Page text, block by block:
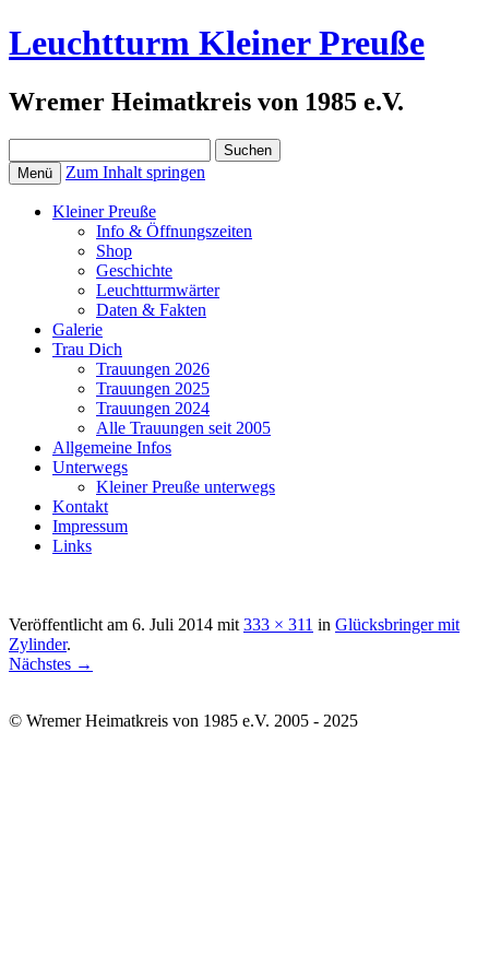
Leuchtturm Kleiner Preuße
Wremer Heimatkreis von 1985 e.V.
nach:
Menü Zum Inhalt springen
Kleiner Preuße
Info & Öffnungszeiten
Shop
Geschichte
Leuchtturmwärter
Daten & Fakten
Galerie
Trau Dich
Trauungen 2026
Trauungen 2025
Trauungen 2024
Alle Trauungen seit 2005
Allgemeine Infos
Unterwegs
Kleiner Preuße unterwegs
Kontakt
Impressum
Links
Veröffentlicht am 6. Juli 2014 mit 333 × 311 in Glücksbringer mit
Zylinder.
Nächstes →
© Wremer Heimatkreis von 1985 e.V. 2005 - 2025